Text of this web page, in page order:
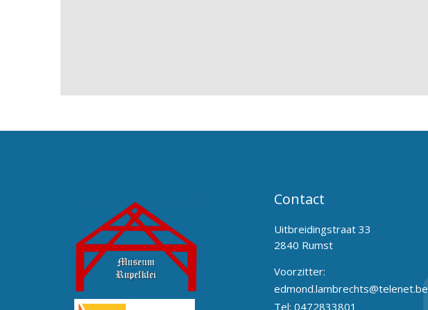
Contact
Uitbreidingstraat 33
2840 Rumst
Voorzitter:
edmond.lambrechts@telenet.be
Tel: 0472833801